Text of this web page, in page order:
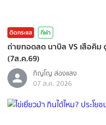
ติดกระแส กีฬา
ถ่ายทอดสด นาบิล VS เสือคิม
(7ส.ค.69)
ภิญโญ ส่องแสง
07 ส.ค. 2026